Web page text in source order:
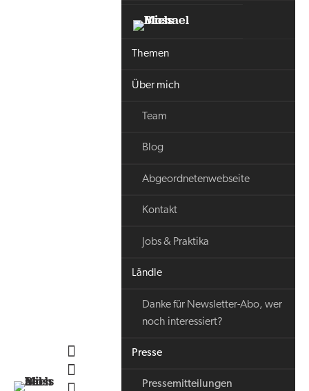
Themen
Über mich
Team
Blog
Abgeordnetenwebseite
Kontakt
Jobs & Praktika
Ländle
Danke für Newsletter-Abo, wer
noch interessiert?
Presse
Pressemitteilungen